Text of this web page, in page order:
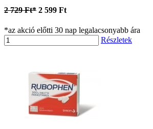
2 729 Ft* 2 599 Ft
*az akció előtti 30 nap legalacsonyabb ára
Részletek